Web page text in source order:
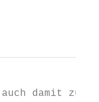
damit